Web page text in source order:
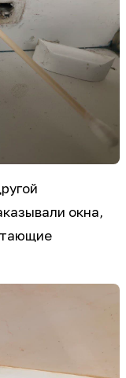
окна,